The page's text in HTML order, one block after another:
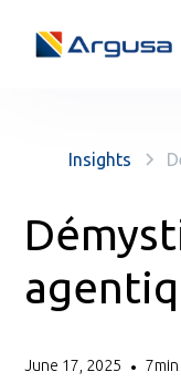
Insights
June 17, 2025 • 7